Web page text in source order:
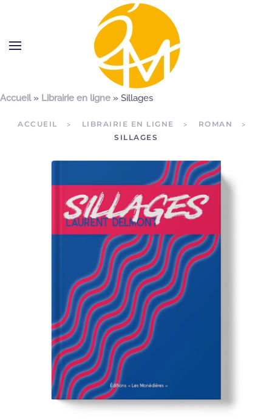
Accueil» Librairie en ligne » Sillages
ACCUEIL LIBRAIRIE EN LIGNE
ROMAN
SILLAGES